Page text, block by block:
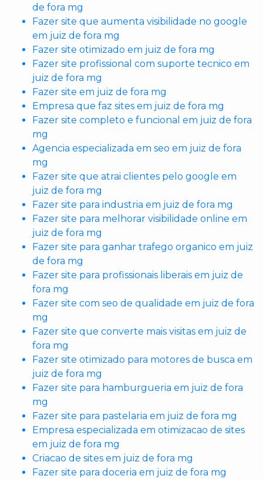
de fora mg
Fazer site que aumenta visibilidade no google
em juiz de fora mg
Fazer site otimizado em juiz de fora mg
Fazer site profissional com suporte tecnico em
juiz de fora mg
Fazer site em juiz de fora mg
Empresa que faz sites em juiz de fora mg
Fazer site completo e funcional em juiz de fora
mg
Agencia especializada em seo em juiz de fora
mg
Fazer site que atrai clientes pelo google em
juiz de fora mg
Fazer site para industria em juiz de fora mg
Fazer site para melhorar visibilidade online em
juiz de fora mg
Fazer site para ganhar trafego organico em juiz
de fora mg
Fazer site para profissionais liberais em juiz de
fora mg
Fazer site com seo de qualidade em juiz de fora
mg
Fazer site que converte mais visitas em juiz de
fora mg
Fazer site otimizado para motores de busca em
juiz de fora mg
Fazer site para hamburgueria em juiz de fora
mg
Fazer site para pastelaria em juiz de fora mg
Empresa especializada em otimizacao de sites
em juiz de fora mg
Criacao de sites em juiz de fora mg
Fazer site para doceria em juiz de fora mg